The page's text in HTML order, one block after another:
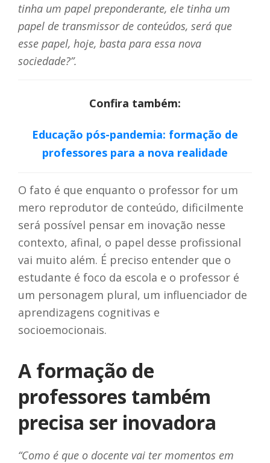
tinha um papel preponderante, ele tinha um
papel de transmissor de conteúdos, será que
esse papel, hoje, basta para essa nova
sociedade?”.
Confira também:
Educação pós-pandemia: formação de
professores para a nova realidade
O fato é que enquanto o professor for um
mero reprodutor de conteúdo, dificilmente
será possível pensar em inovação nesse
contexto, afinal, o papel desse profissional
vai muito além. É preciso entender que o
estudante é foco da escola e o professor é
um personagem plural, um influenciador de
aprendizagens cognitivas e
socioemocionais.
A formação de
professores também
precisa ser inovadora
“Como é que o docente vai ter momentos em